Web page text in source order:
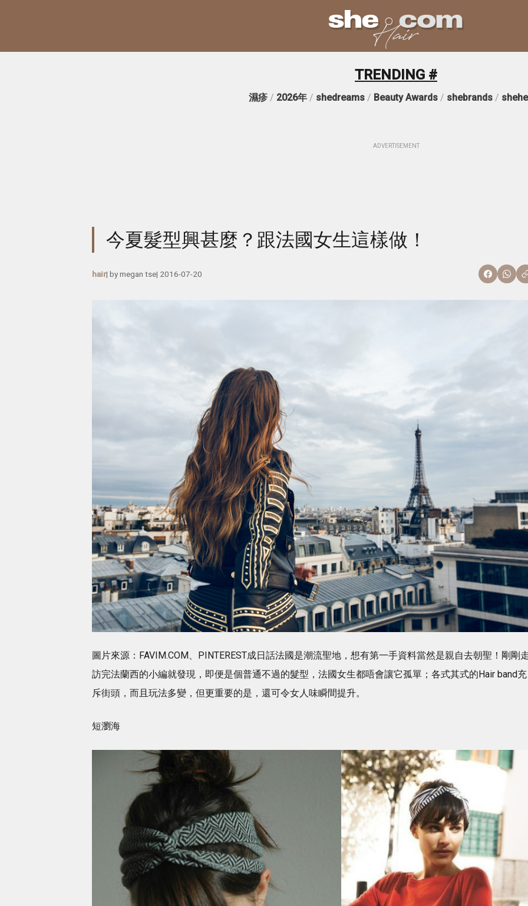
TRENDING #
濕疹/ 2026年/ shedreams/ Beauty Awards/ shebrands/
ADVERTISEMENT
今夏髮型興甚麼？跟法國女生這樣做！
hair| bymegan tse| 2016-07-20
圖片來源：FAVIM.COM、PINTEREST成日話法國是潮流聖地，想有第一手資料當然是親自去朝聖！剛剛
訪完法蘭西的小編就發現，即便是個普通不過的髮型，法國女生都唔會讓它孤單；各式其式的Hair band充
斥街頭，而且玩法多變，但更重要的是，還可令女人味瞬間提升。
短瀏海